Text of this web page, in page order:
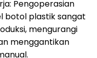
Pengoperasian
botol plastik sangat
mengurangi
menggantikan